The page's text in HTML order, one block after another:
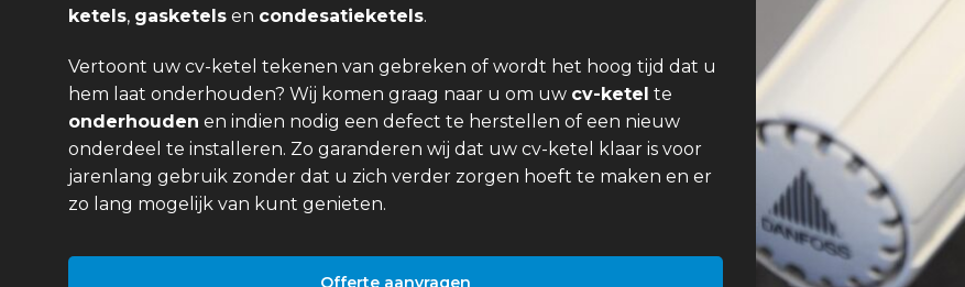
ketels, gasketels en condesatieketels.
Vertoont uw cv-ketel tekenen van gebreken of wordt het hoog tijd dat u
hem laat onderhouden? Wij komen graag naar u om uw cv-ketel te
onderhouden en indien nodig een defect te herstellen of een nieuw
onderdeel te installeren. Zo garanderen wij dat uw cv-ketel klaar is voor
jarenlang gebruik zonder dat u zich verder zorgen hoeft te maken en er
zo lang mogelijk van kunt genieten.
Offerte aanvragen